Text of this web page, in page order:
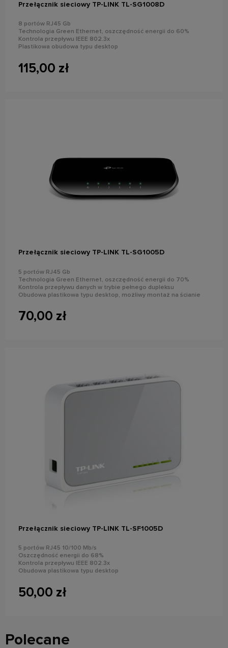
Przełącznik sieciowy TP-LINK TL-SG1008D
8 portów RJ45 Gb
Technologia Green Ethernet, oszczędność energii do 60%
Kontrola przepływu IEEE 802.3x
Plastikowa obudowa typu desktop
115,00 zł
Przełącznik sieciowy TP-LINK TL-SG1005D
5 portów RJ45 Gb
Technologia Green Ethernet, oszczędność energii do 70%
Kontrola przepływu danych w trybie pełnego dupleksu
Obudowa plastikowa typu desktop, możliwy montaż na ścianie
70,00 zł
Przełącznik sieciowy TP-LINK TL-SF1005D
5 portów RJ45 10/100 Mb/s
Oszczędność energii do 68%
Kontrola przepływu IEEE 802.3x
Obudowa plastikowa typu desktop
50,00 zł
powiadom o dostępności
Polecane